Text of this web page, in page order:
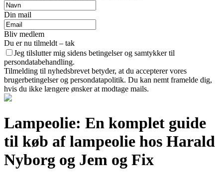
Din mail
Bliv medlem
Du er nu tilmeldt – tak
Jeg tilslutter mig sidens betingelser og samtykker til
persondatabehandling.
Tilmelding til nyhedsbrevet betyder, at du accepterer vores
brugerbetingelser og persondatapolitik. Du kan nemt framelde dig,
hvis du ikke længere ønsker at modtage mails.
Lampeolie: En komplet guide
til køb af lampeolie hos Harald
Nyborg og Jem og Fix